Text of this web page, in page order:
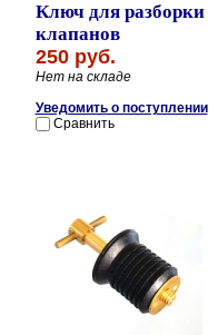
Ключ для разборки
клапанов
250 руб.
Нет на складе
Уведомить о поступлении
Сравнить